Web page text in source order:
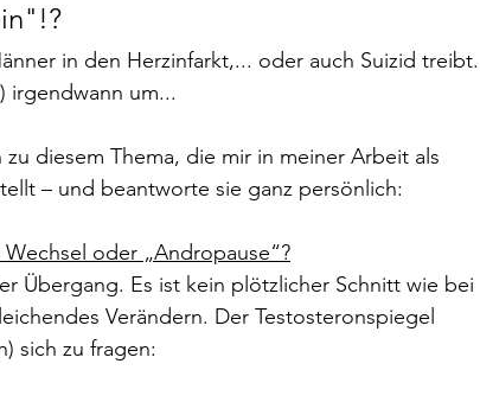
in den Herzinfarkt,... oder auch Suizid treibt.
irgendwann um...
diesem Thema, die mir in meiner Arbeit als
– und beantworte sie ganz persönlich:
oder „Andropause“?
Übergang. Es ist kein plötzlicher Schnitt wie bei
Verändern. Der Testosteronspiegel
sich zu fragen: